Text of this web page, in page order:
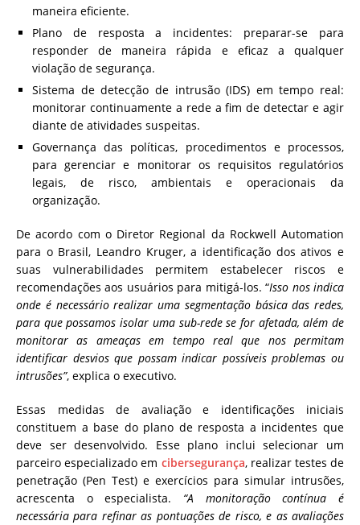
maneira eficiente.
Plano de resposta a incidentes: preparar-se para
responder de maneira rápida e eficaz a qualquer
violação de segurança.
Sistema de detecção de intrusão (IDS) em tempo real:
monitorar continuamente a rede a fim de detectar e agir
diante de atividades suspeitas.
Governança das políticas, procedimentos e processos,
para gerenciar e monitorar os requisitos regulatórios
legais, de risco, ambientais e operacionais da
organização.
De acordo com o Diretor Regional da Rockwell Automation
para o Brasil, Leandro Kruger, a identificação dos ativos e
suas vulnerabilidades permitem estabelecer riscos e
recomendações aos usuários para mitigá-los. “Isso nos indica
onde é necessário realizar uma segmentação básica das redes,
para que possamos isolar uma sub-rede se for afetada, além de
monitorar as ameaças em tempo real que nos permitam
identificar desvios que possam indicar possíveis problemas ou
intrusões”, explica o executivo.
Essas medidas de avaliação e identificações iniciais
constituem a base do plano de resposta a incidentes que
deve ser desenvolvido. Esse plano inclui selecionar um
parceiro especializado em cibersegurança, realizar testes de
penetração (Pen Test) e exercícios para simular intrusões,
acrescenta o especialista. “A monitoração contínua é
necessária para refinar as pontuações de risco, e as avaliações